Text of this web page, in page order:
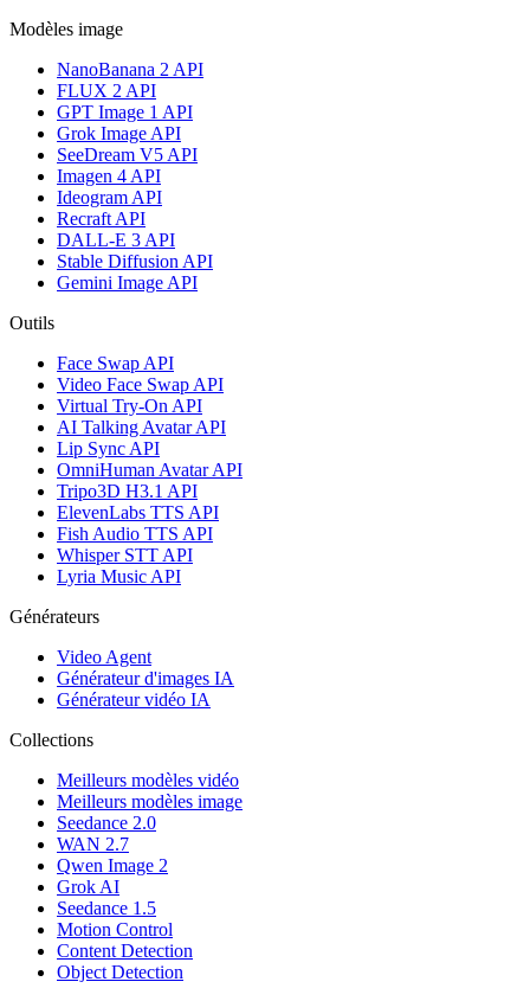
Modèles image
NanoBanana 2 API
FLUX 2 API
GPT Image 1 API
Grok Image API
SeeDream V5 API
Imagen 4 API
Ideogram API
Recraft API
DALL-E 3 API
Stable Diffusion API
Gemini Image API
Outils
Face Swap API
Video Face Swap API
Virtual Try-On API
AI Talking Avatar API
Lip Sync API
OmniHuman Avatar API
Tripo3D H3.1 API
ElevenLabs TTS API
Fish Audio TTS API
Whisper STT API
Lyria Music API
Générateurs
Video Agent
Générateur d'images IA
Générateur vidéo IA
Collections
Meilleurs modèles vidéo
Meilleurs modèles image
Seedance 2.0
WAN 2.7
Qwen Image 2
Grok AI
Seedance 1.5
Motion Control
Content Detection
Object Detection